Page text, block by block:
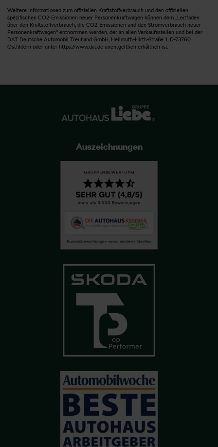
Weitere Informationen zum offiziellen Kraftstoffverbrauch und den offiziellen
spezifischen CO2-Emissionen neuer Personenkraftwagen können dem „Leitfaden
über den Kraftstoffverbrauch, die CO2-Emissionen und den Stromverbrauch neuer
Personenkraftwagen“ entnommen werden, der an allen Verkaufsstellen und bei der
DAT Deutsche Automobil Treuhand GmbH, Hellmuth-Hirth-Straße 1, D-73760
Ostfildern oder unter https://www.dat.de unentgeltlich erhältlich ist.
Auszeichnungen